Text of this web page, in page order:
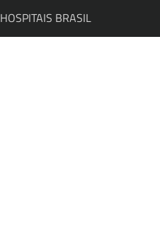
HOSPITAIS BRASIL